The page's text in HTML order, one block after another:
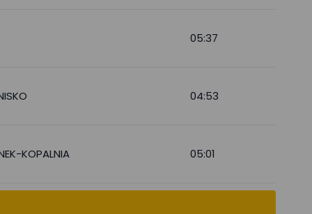
05:37
04:53
KOPALNIA 05:01